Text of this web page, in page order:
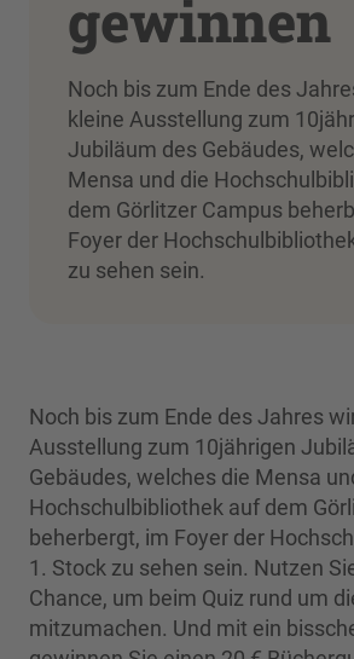
gewinnen
Noch bis zum Ende des
kleine Ausstellung zum
Jubiläum des Gebäudes,
Mensa und die
dem Görlitzer Campus
Foyer der
zu sehen sein.
Noch bis zum Ende des Jahres
Ausstellung zum 10jährigen
Gebäudes, welches die Mensa
Hochschulbibliothek auf dem
beherbergt, im Foyer der
1. Stock zu sehen sein. Nutzen
Chance, um beim Quiz rund um
mitzumachen. Und mit ein